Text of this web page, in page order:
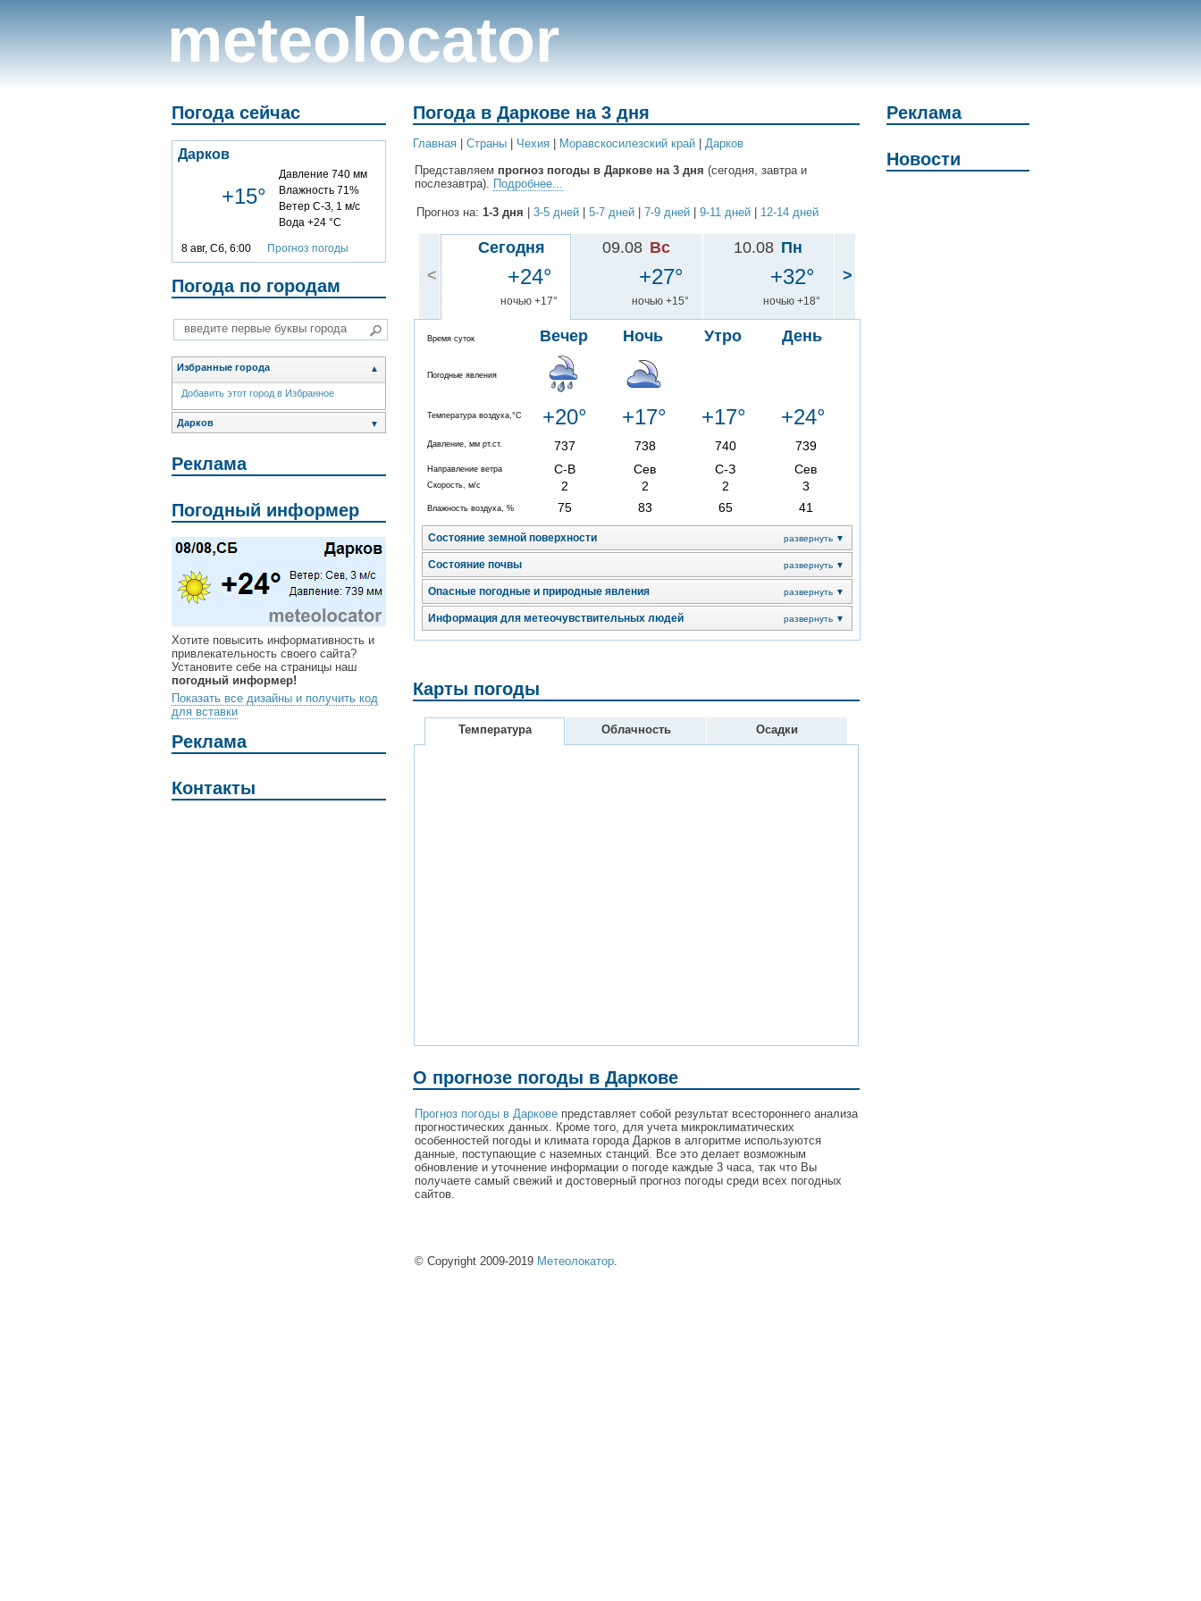
meteolocator
Погода сейчас
Дарков
+15°
Давление 740 мм
Влажность 71%
Ветер С-З, 1 м/с
Вода +24 °C
8 авг, Сб, 6:00 Прогноз погоды
Погода по городам
Избранные города ▲
Добавить этот город в Избранное
Дарков ▼
Реклама
Погодный информер
Хотите повысить информативность и
привлекательность своего сайта?
Установите себе на страницы наш
погодный информер!
Показать все дизайны и получить код
для вставки
Реклама
Контакты
Погода в Даркове на 3 дня
Главная Cтраны Чехия Моравскосилезский край
Дарков
Представляем прогноз погоды в Даркове на 3 дня (сегодня, завтра и
послезавтра). Подробнее...
Прогноз на: 1-3 дня 3-5 дней 5-7 дней 7-9 дней 9-11 дней 12-14 дней
<
Сегодня
+24°
ночью +17°
Время суток Вечер Ночь Утро День
Погодные явления
Температура воздуха,°C +20° +17° +17° +24°
Давление, мм рт.ст. 737 738 740 739
Направление ветра С-В Сев С-З Сев
Скорость, м/с 2 2 2 3
Влажность воздуха, % 75 83 65 41
Состояние земной поверхности развернуть ▼
Состояние почвы развернуть ▼
Опасные погодные и природные явления развернуть ▼
Информация для метеочувствительных людей развернуть ▼
09.08 Вс
+27°
ночью +15°
10.08 Пн
+32°
ночью +18°
>
Карты погоды
Температура Облачность Осадки
О прогнозе погоды в Даркове
Прогноз погоды в Даркове представляет собой результат всестороннего анализа
прогностических данных. Кроме того, для учета микроклиматических
особенностей погоды и климата города Дарков в алгоритме используются
данные, поступающие с наземных станций. Все это делает возможным
обновление и уточнение информации о погоде каждые 3 часа, так что Вы
получаете самый свежий и достоверный прогноз погоды среди всех погодных
сайтов.
© Copyright 2009-2019 Метеолокатор
Реклама
Новости